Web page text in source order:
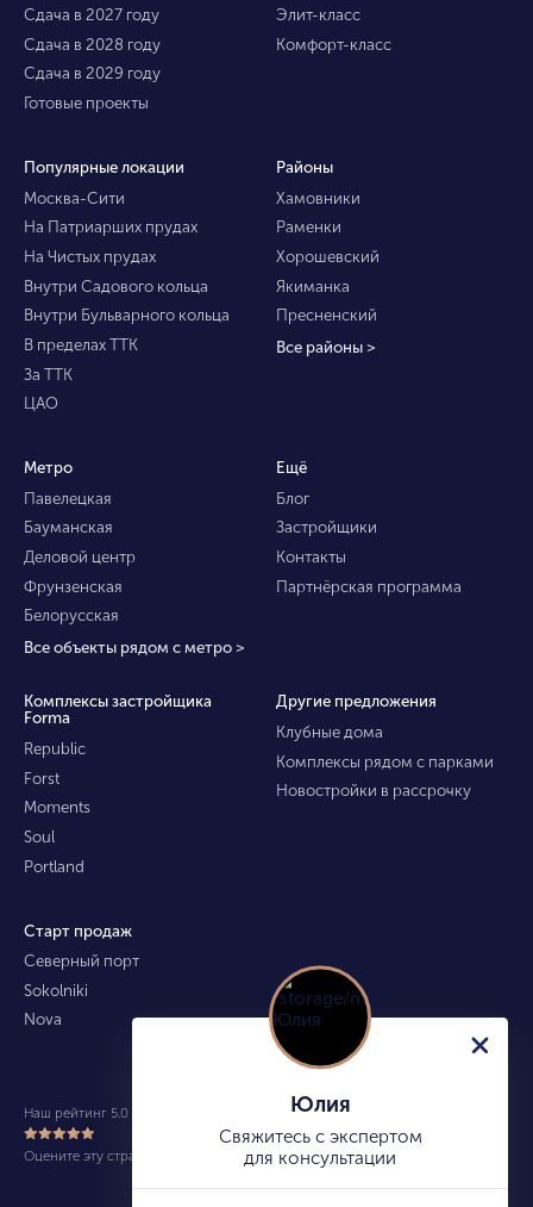
Сдача в 2027 году
Сдача в 2028 году
Сдача в 2029 году
Готовые проекты
Элит-класс
Комфорт-класс
Популярные локации
Москва-Сити
На Патриарших прудах
На Чистых прудах
Внутри Садового кольца
Внутри Бульварного кольца
В пределах ТТК
За ТТК
ЦАО
Районы
Хамовники
Раменки
Хорошевский
Якиманка
Пресненский
Все районы >
Метро
Павелецкая
Бауманская
Деловой центр
Фрунзенская
Белорусская
Все объекты рядом с метро >
Ещё
Блог
Застройщики
Контакты
Партнёрская программа
Комплексы застройщика
Forma
Republic
Forst
Moments
Soul
Portland
Другие предложения
Клубные дома
Комплексы рядом с парками
Новостройки в рассрочку
Старт продаж
Северный порт
Sokolniki
Nova
Наш рейтинг 5.0 из 5 (490)
Оцените эту страницу
Юлия
Свяжитесь с экспертом
для консультации